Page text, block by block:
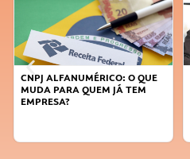
DICAS PARA OBTER CRÉDITO